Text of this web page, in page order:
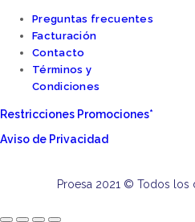
Preguntas frecuentes
Facturación
Contacto
Términos y
Condiciones
Restricciones Promociones*
Aviso de Privacidad
Proesa 2021 © Todos los